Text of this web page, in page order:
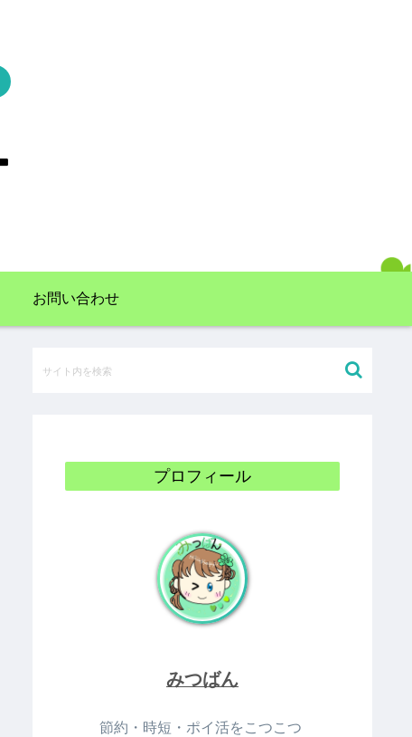
お問い合わせ
プロフィール
みつばん
節約・時短・ポイ活をこつこつ